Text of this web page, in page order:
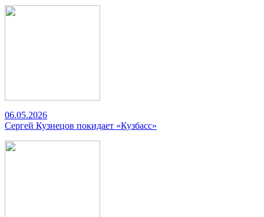
06.05.2026
Сергей Кузнецов покидает «Кузбасс»